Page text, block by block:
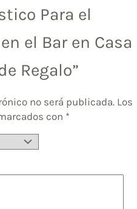
Para el
el Bar en Casa
Regalo”
no será publicada. Los
con *